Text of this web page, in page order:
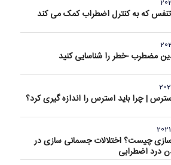
مضطرب -خطر را شناسایی کنید
| چرا باید استرس را اندازه گیری کرد؟
چیست؟ اختلالات جسمانی سازی در